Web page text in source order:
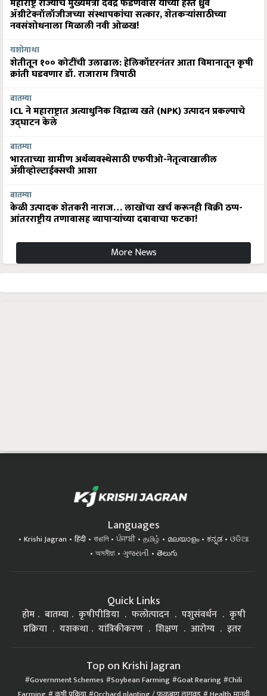
ॲग्रीटेक्नॉलॉजीजच्या संस्थापकांचा सत्कार, शेतकऱ्यांसाठीच्या
नवसंशोधनाला मिळाली नवी ओळख!
यशोगाथा
शेतीतून १०० कोटींची उलाढाल: हेलिकॉप्टरनंतर आता विमानातून कृषी
क्रांती घडवणार डॉ. राजाराम त्रिपाठी
बातम्या
ICL ने महाराष्ट्रात अत्याधुनिक विद्राव्य खते (NPK) उत्पादन प्रकल्पाचे
उद्घाटन केले
बातम्या
भारताच्या ग्रामीण अर्थव्यवस्थेसाठी एफपीओ-नेतृत्वाखालील
अ‍ॅग्रीव्होल्टाईक्सची आशा
बातम्या
केळी उत्पादक शेतकरी नाराज… लाखोंचा खर्च करूनही विक्री ठप्प-
आंतरराष्ट्रीय तणावासह व्यापाऱ्यांच्या दबावाचा फटका!
More News
Languages
Krishi Jagran हिंदी বাঙালি ਪੰਜਾਬੀ தமிழ் മലയാളം ಕನ್ನಡ
ଓଡିଆ
অসমীয়া
ગુજરાતી తెలుగు
Quick Links
होम बातम्या कृषीपीडिया फलोत्पादन पशुसंवर्धन
कृषी
प्रक्रिया
यशकथा यांत्रिकीकरण शिक्षण आरोग्य इतर
Top on Krishi Jagran
Government Schemes Soybean Farming Goat Rearing Chili